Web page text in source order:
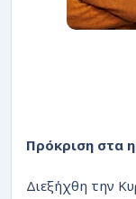
Πρόκριση στα
Διεξήχθη την